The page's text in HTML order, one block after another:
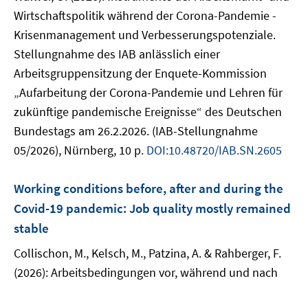
Wirtschaftspolitik während der Corona-Pandemie -
Krisenmanagement und Verbesserungspotenziale.
Stellungnahme des IAB anlässlich einer
Arbeitsgruppensitzung der Enquete-Kommission
„Aufarbeitung der Corona-Pandemie und Lehren für
zukünftige pandemische Ereignisse“ des Deutschen
Bundestags am 26.2.2026. (IAB-Stellungnahme
05/2026), Nürnberg, 10 p. DOI:10.48720/IAB.SN.2605
Working conditions before, after and during the
Covid-19 pandemic: Job quality mostly remained
stable
Collischon, M., Kelsch, M., Patzina, A. & Rahberger, F.
(2026): Arbeitsbedingungen vor, während und nach